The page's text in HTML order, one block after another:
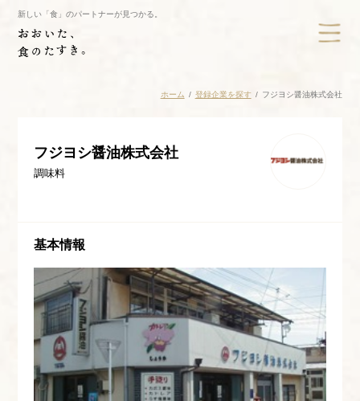
新しい「食」のパートナーが見つかる。
ホーム 登録企業を探す フジヨシ醤油株式会社
フジヨシ醤油株式会社
調味料
基本情報